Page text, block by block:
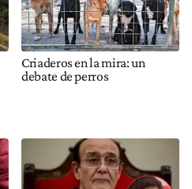
Criaderos en la mira: un
debate de perros